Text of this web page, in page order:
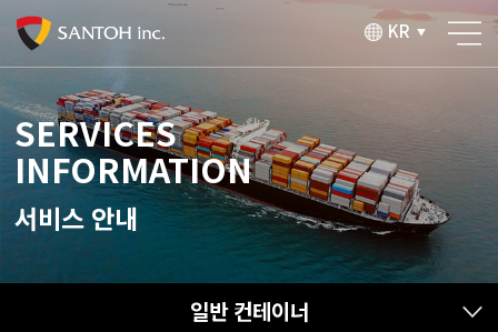
KR ▼
SERVICES
INFORMATION
서비스 안내
일반 컨테이너